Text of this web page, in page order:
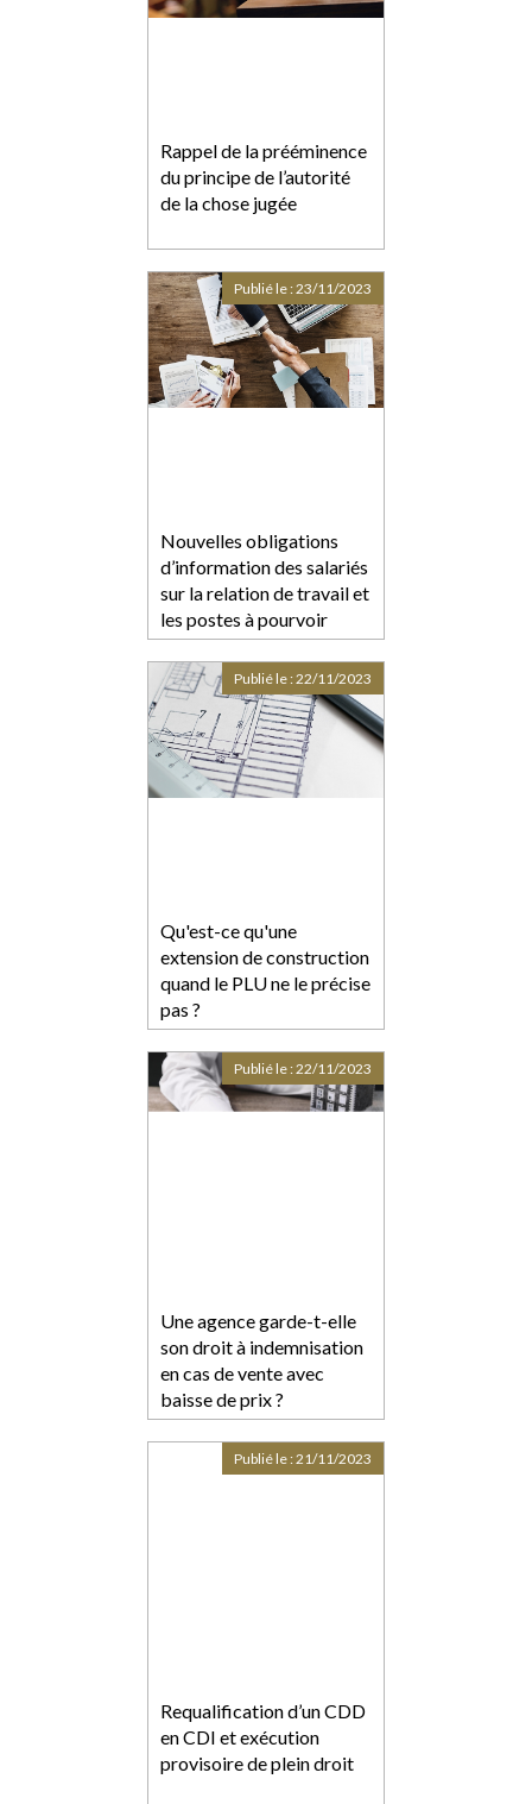
Rappel de la prééminence
du principe de l’autorité
de la chose jugée
Nouvelles obligations
d’information des salariés
sur la relation de travail et
les postes à pourvoir
Publié le :23/11/2023
Qu'est-ce qu'une
extension de construction
quand le PLU ne le précise
pas ?
Publié le :22/11/2023
Une agence garde-t-elle
son droit à indemnisation
en cas de vente avec
baisse de prix ?
Publié le :22/11/2023
Requalification d’un CDD
en CDI et exécution
provisoire de plein droit
Publié le :21/11/2023